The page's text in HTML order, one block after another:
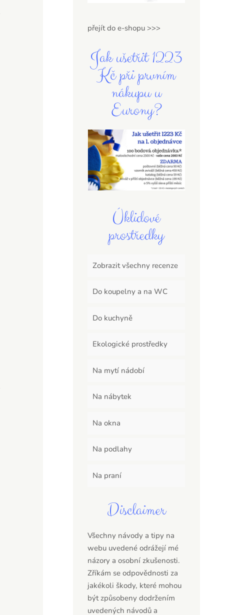
přejít do e-shopu >>>
Jak ušetřit 1223
Kč při prvním
nákupu u
Eurony?
Úklidové
prostředky
Zobrazit všechny recenze
Do koupelny a na WC
Do kuchyně
Ekologické prostředky
Na mytí nádobí
Na nábytek
Na okna
Na podlahy
Na praní
Disclaimer
Všechny návody a tipy na
webu uvedené odrážejí mé
názory a osobní zkušenosti.
Zříkám se odpovědnosti za
jakékoli škody, které mohou
být způsobeny dodržením
uvedených návodů a